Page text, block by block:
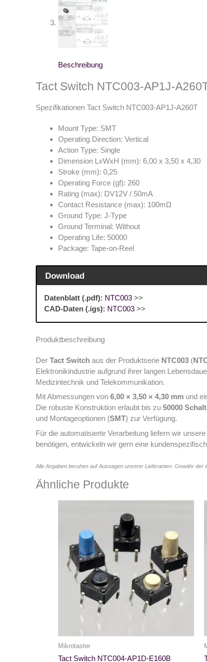
Beschreibung
Tact Switch NTC003-AP1J-
Spezifikationen Tact Switch NTC003-AP1J-A260T
Mount Type: SMT
Operating Direction: Vertical
Action Type: Single
Dimension LxWxH (mm): 6,00 x 3,50 x 4,30
Stroke (mm): 0,25
Operating Force (gf): 260
Rating (max): DV12V / 50mA
Contact Resistance (max): 100mΩ
Ground Type: J-Type
Ground Terminal: Without
Operating Life: 50000
Package: Tape-on-Reel
Download
Datenblatt (.pdf): NTC003 >>
CAD-Daten (.igs): NTC003 >>
Produktbeschreibung
Der Tact Switch aus der Produktserie NTC003 (
Elektronikindustrie aufgrund ihrer langen
Medizintechnik und Telekommunikation.
Mit Abmessungen von 6,00 × 3,50 × 4,30 mm und
Die robuste Konstruktion erlaubt bis zu 50000
und Montageoptionen (SMT) zur Verfügung.
Für die automatisierte Verarbeitung liefern wir
benötigen, entwickeln wir gern eine
Alle Angaben beruhen auf Aussagen unserer Lieferanten. Gewähr
Ähnliche Produkte
Mikrotaster
Tact Switch NTC004-AP1D-E160B